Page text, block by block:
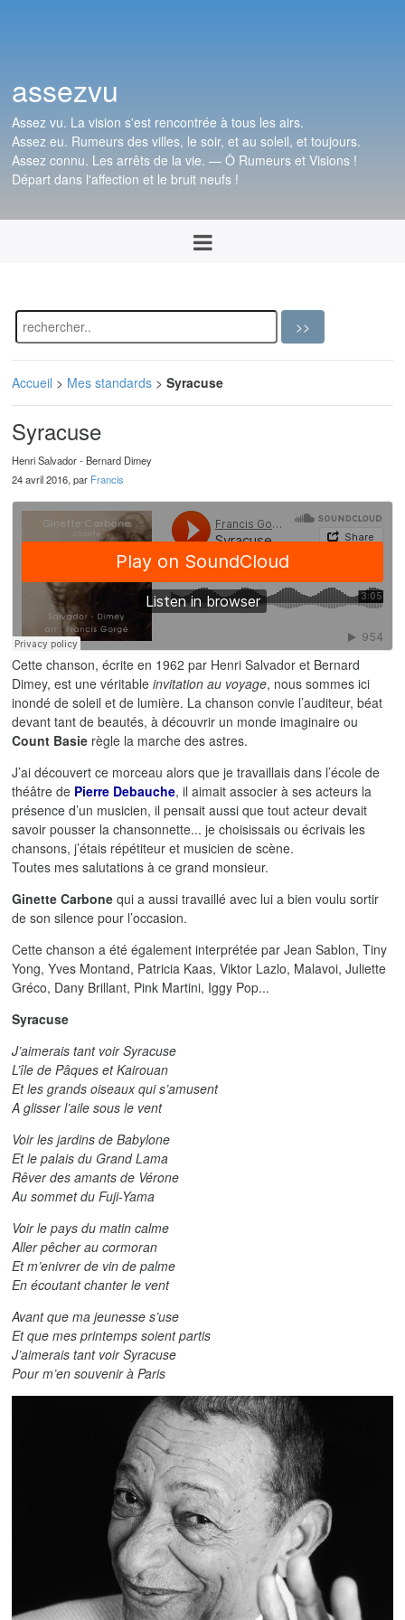
assezvu
Assez vu. La vision s'est rencontrée à tous les airs.
Assez eu. Rumeurs des villes, le soir, et au soleil, et toujours.
Assez connu. Les arrêts de la vie. — Ô Rumeurs et Visions !
Départ dans l'affection et le bruit neufs !
Accueil > Mes standards >Syracuse
Syracuse
Henri Salvador - Bernard Dimey
24 avril 2016, par Francis
Cette chanson, écrite en 1962 par Henri Salvador et Bernard
Dimey, est une véritableinvitation au voyage, nous sommes ici
inondé de soleil et de lumière. La chanson convie l’auditeur, béat
devant tant de beautés, à découvrir un monde imaginaire ou
Count Basie règle la marche des astres.
J’ai découvert ce morceau alors que je travaillais dans l’école de
théâtre de Pierre Debauche, il aimait associer à ses acteurs la
présence d’un musicien, il pensait aussi que tout acteur devait
savoir pousser la chansonnette... je choisissais ou écrivais les
chansons, j’étais répétiteur et musicien de scène.
Toutes mes salutations à ce grand monsieur.
Ginette Carbone qui a aussi travaillé avec lui a bien voulu sortir
de son silence pour l’occasion.
Cette chanson a été également interprétée par Jean Sablon, Tiny
Yong, Yves Montand, Patricia Kaas, Viktor Lazlo, Malavoi, Juliette
Gréco, Dany Brillant, Pink Martini, Iggy Pop...
Syracuse
J’aimerais tant voir Syracuse
L’île de Pâques et Kairouan
Et les grands oiseaux qui s’amusent
A glisser l’aile sous le vent
Voir les jardins de Babylone
Et le palais du Grand Lama
Rêver des amants de Vérone
Au sommet du Fuji-Yama
Voir le pays du matin calme
Aller pêcher au cormoran
Et m’enivrer de vin de palme
En écoutant chanter le vent
Avant que ma jeunesse s’use
Et que mes printemps soient partis
J’aimerais tant voir Syracuse
Pour m’en souvenir à Paris